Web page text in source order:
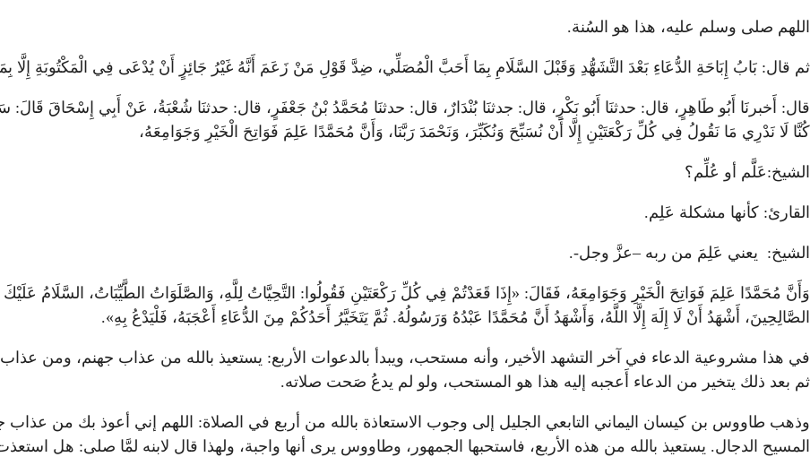
اللهم صلى وسلم عليه، هذا هو السُنة.
ثم قال: بَابُ إِبَاحَةِ الدُّعَاءِ بَعْدَ التَّشَهُّدِ وَقَبْلَ السَّلَامِ بِمَا أَحَبَّ الْمُصَلِّي، ضِدَّ قَوْلِ مَنْ زَعَمَ أَنَّهُ غَيْرُ جَائِزٍ أَنْ يُدْعَى فِي الْمَكْتُوبَةِ إِلَّا
قال: أَخبرنَا أَبُو طَاهِرٍ، قال: حدثنَا أَبُو بَكْرٍ، قال: جدثنَا بُنْدَارٌ، قال: حدثنَا مُحَمَّدُ بْنُ جَعْفَرٍ، قال: حدثنَا شُعْبَةُ، عَنْ أَبِي إِسْحَاقَ
كُنَّا لَا نَدْرِي مَا نَقُولُ فِي كُلِّ رَكْعَتَيْنِ إِلَّا أَنْ نُسَبِّحَ وَنُكَبِّرَ، وَنَحْمَدَ رَبَّنَا، وَأَنَّ مُحَمَّدًا عَلِمَ فَوَاتِحَ الْخَيْرِ وَجَوَامِعَهُ،
الشيخ:عَلَّم أو عُلِّم؟
القارئ: كأنها مشكلة عَلِم.
الشيخ: يعني عَلِمَ من ربه –عزَّ وجل-.
وَأَنَّ مُحَمَّدًا عَلِمَ فَوَاتِحَ الْخَيْرِ وَجَوَامِعَهُ، فَقَالَ: «إِذَا قَعَدْتُمْ فِي كُلِّ رَكْعَتَيْنِ فَقُولُوا: التَّحِيَّاتُ لِلَّهِ، وَالصَّلَوَاتُ الطَّيِّبَاتُ، السَّلَامُ عَلَيْكَ
الصَّالِحِينَ، أَشْهَدُ أَنْ لَا إِلَهَ إِلَّا اللَّهُ، وَأَشْهَدُ أَنَّ مُحَمَّدًا عَبْدُهُ وَرَسُولُهُ. ثُمَّ يَتَخَيَّرُ أَحَدُكُمْ مِنَ الدُّعَاءِ أَعْجَبَهُ، فَلْيَدْعُ بِهِ».
في هذا مشروعية الدعاء في آخر التشهد الأخير، وأنه مستحب، ويبدأ بالدعوات الأربع: يستعيذ بالله من عذاب جهنم، ومن عذاب
ثم بعد ذلك يتخير من الدعاء أَعجبه إليه هذا هو المستحب، ولو لم يدعُ صَحت صلاته.
وذهب طاووس بن كيسان اليماني التابعي الجليل إلى وجوب الاستعاذة بالله من أربع في الصلاة: اللهم إني أعوذ بك من عذاب
المسيح الدجال. يستعيذ بالله من هذه الأربع، فاستحبها الجمهور، وطاووس يرى أنها واجبة، ولهذا قال لابنه لمَّا صلى: هل